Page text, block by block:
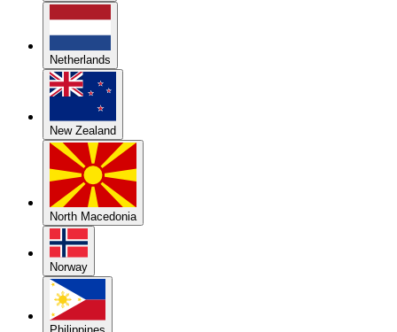
Netherlands
New Zealand
North Macedonia
Norway